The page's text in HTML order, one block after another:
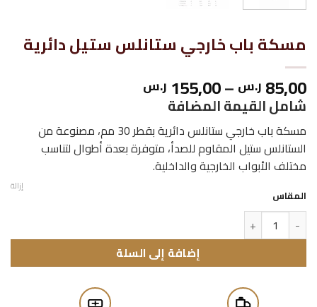
مسكة باب خارجي ستانلس ستيل دائرية
85,00 ر.س –
155,00 ر.س
من
خلال
شامل القيمة المضافة
مسكة باب خارجي ستانلس دائرية بقطر 30 مم، مصنوعة من
الستانلس ستيل المقاوم للصدأ، متوفرة بعدة أطوال لتناسب
مختلف الأبواب الخارجية والداخلية.
المقاس
إزالة
كمية مسكة باب خارجي ستانلس ستيل دائرية
إضافة إلى السلة